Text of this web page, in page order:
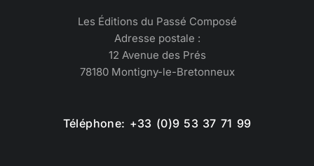
Les Éditions du Passé Composé
Adresse postale :
12 Avenue des Prés
78180 Montigny-le-Bretonneux
Téléphone: +33 (0)9 53 37 71 99